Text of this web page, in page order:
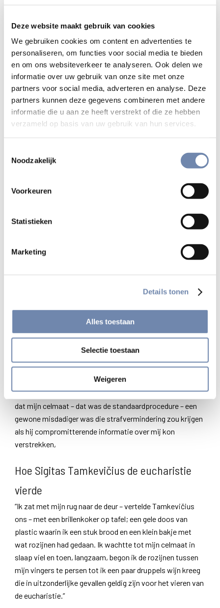
Deze website maakt gebruik van cookies
We gebruiken cookies om content en advertenties te
personaliseren, om functies voor social media te bieden
en om ons websiteverkeer te analyseren. Ook delen we
informatie over uw gebruik van onze site met onze
partners voor social media, adverteren en analyse. Deze
partners kunnen deze gegevens combineren met andere
informatie die u aan ze heeft verstrekt of die ze hebben
verzameld op basis van uw gebruik van hun services.
Noodzakelijk
Voorkeuren
Statistieken
Marketing
Details tonen
Alles toestaan
Selectie toestaan
Weigeren
“We hadden besloten teksten te schrijven die de Litouwse
katholieken enige troost konden bieden en onze situatie
aan het Westen bekend konden maken: we konden geen
catechese geven, conferenties organiseren of
evangeliseren op welke manier dan ook. Bij de weinige
toegestane eucharistievieringen waren regeringsspionnen
aanwezig die aantekeningen maakten over de homilieën
controleerden. Kerken konden niet worden gebouwd of
“Acht agenten begonnen me om de dag te ondervragen. Ik
had me niet kunnen voorstellen dat de ondervragingen zes
maanden zouden duren! Uren en uren van vragen, terwijl
“goede” en “slechte” ondervragers elkaar constant
kracht. Maar zo is het niet. In de gevangenis lukte het me
om een ​​paar stukjes brood te kopen en te controleren of
het van tarwe was. Ik had alleen wijn nodig; in een brief
vroeg ik mijn familie om gedroogde rozijnen. Toen moest
ik gewoon op het juiste moment wachten omdat ik wist
dat mijn celmaat – dat was de standaardprocedure – een
gewone misdadiger was die strafvermindering zou krijgen
als hij compromitterende informatie over mij kon
verstrekken,
Hoe Sigitas Tamkevičius de eucharistie
vierde
“Ik zat met mijn rug naar de deur – vertelde Tamkevičius
ons – met een brillenkoker op tafel; een gele doos van
plastic waarin ik een stuk brood en een klein bakje met
wat rozijnen had gedaan. Ik wachtte tot mijn celmaat in
slaap viel en toen, langzaam, begon ik de rozijnen tussen
mijn vingers te persen tot ik een paar druppels wijn kreeg
die in uitzonderlijke gevallen geldig zijn voor het vieren van
de eucharistie.”